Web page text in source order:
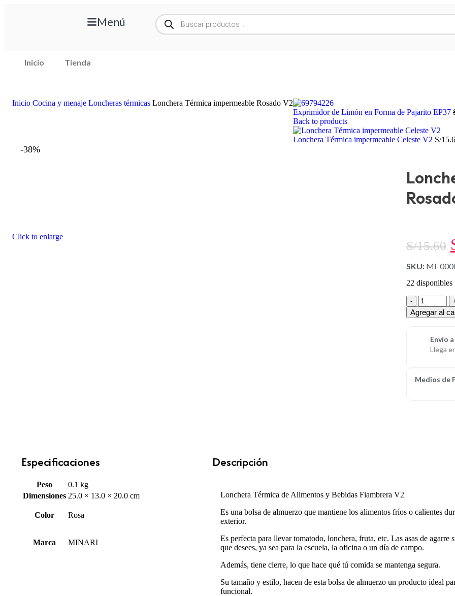
Menú
Inicio Tienda
Inicio Cocina y menaje Loncheras térmicas Lonchera Térmica impermeable Rosado V2
Exprimidor de Limón en Forma de Pajarito EP37
Back to products
Lonchera Térmica impermeable Celeste V2 S/
-38%
Click to enlarge
S/15.60
SKU: MI-
22 disponibles
Agregar al
Envío
Llega
Medios de
Especificaciones
Peso
0.1 kg
Dimensiones 25.0 × 13.0 × 20.0 cm
Color Rosa
Marca MINARI
Descripción
Lonchera Térmica de Alimentos y Bebidas Fiambrera V2
Es una bolsa de almuerzo que mantiene los alimentos fríos o calientes
exterior.
Es perfecta para llevar tomatodo, lonchera, fruta, etc. Las asas de agarre
que desees, ya sea para la escuela, la oficina o un día de campo.
Además, tiene cierre, lo que hace qué tú comida se mantenga segura.
Su tamaño y estilo, hacen de esta bolsa de almuerzo un producto ideal
funcional.